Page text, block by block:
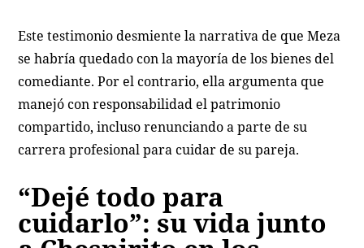
Este testimonio desmiente la narrativa de que Meza
se habría quedado con la mayoría de los bienes del
comediante. Por el contrario, ella argumenta que
manejó con responsabilidad el patrimonio
compartido, incluso renunciando a parte de su
carrera profesional para cuidar de su pareja.
“Dejé todo para
cuidarlo”: su vida junto